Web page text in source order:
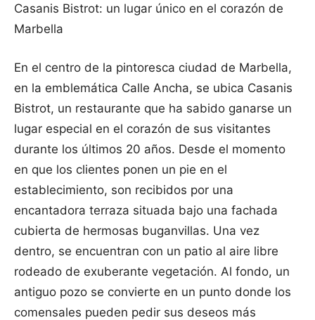
Casanis Bistrot: un lugar único en el corazón de
Marbella
En el centro de la pintoresca ciudad de Marbella,
en la emblemática Calle Ancha, se ubica Casanis
Bistrot, un restaurante que ha sabido ganarse un
lugar especial en el corazón de sus visitantes
durante los últimos 20 años. Desde el momento
en que los clientes ponen un pie en el
establecimiento, son recibidos por una
encantadora terraza situada bajo una fachada
cubierta de hermosas buganvillas. Una vez
dentro, se encuentran con un patio al aire libre
rodeado de exuberante vegetación. Al fondo, un
antiguo pozo se convierte en un punto donde los
comensales pueden pedir sus deseos más